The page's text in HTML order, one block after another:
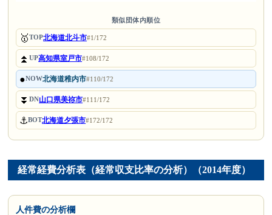
類似団体内順位
🥇TOP北海道北斗市#1/172
⏫UP高知県室戸市#108/172
●NOW北海道稚内市#110/172
⏬DN山口県美祢市#111/172
⚓BOT北海道夕張市#172/172
経常経費分析表（経常収支比率の分析）（2014年度）
人件費の分析欄